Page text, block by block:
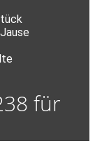
Jause
für